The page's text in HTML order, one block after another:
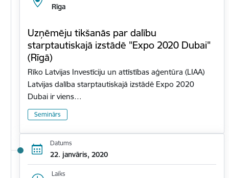
Rīga
Uzņēmēju tikšanās par dalību
starptautiskajā izstādē "Expo 2020 Dubai"
(Rīgā)
Rīko Latvijas Investīciju un attīstības aģentūra (LIAA)
Latvijas dalība starptautiskajā izstādē Expo 2020
Dubai ir viens…
Seminārs
Datums
22. janvāris, 2020
Laiks